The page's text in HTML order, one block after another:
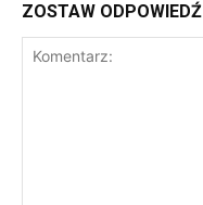
ZOSTAW ODPOWIEDŹ